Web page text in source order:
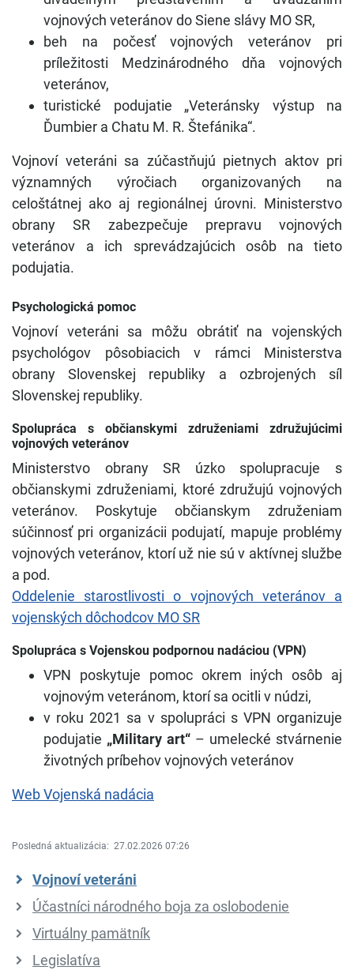
vojnových veteránov do Siene slávy MO SR,
beh na počesť vojnových veteránov pri
príležitosti Medzinárodného dňa vojnových
veteránov,
turistické podujatie „Veteránsky výstup na
Ďumbier a Chatu M. R. Štefánika“.
Vojnoví veteráni sa zúčastňujú pietnych aktov pri
významných výročiach organizovaných na
celoštátnej ako aj regionálnej úrovni. Ministerstvo
obrany SR zabezpečuje prepravu vojnových
veteránov a ich sprevádzajúcich osôb na tieto
podujatia.
Psychologická pomoc
Vojnoví veteráni sa môžu obrátiť na vojenských
psychológov pôsobiacich v rámci Ministerstva
obrany Slovenskej republiky a ozbrojených síl
Slovenskej republiky.
Spolupráca s občianskymi združeniami združujúcimi
vojnových veteránov
Ministerstvo obrany SR úzko spolupracuje s
občianskymi združeniami, ktoré združujú vojnových
veteránov. Poskytuje občianskym združeniam
súčinnosť pri organizácii podujatí, mapuje problémy
vojnových veteránov, ktorí už nie sú v aktívnej službe
a pod.
Oddelenie starostlivosti o vojnových veteránov a
vojenských dôchodcov MO SR
Spolupráca s Vojenskou podpornou nadáciou (VPN)
VPN poskytuje pomoc okrem iných osôb aj
vojnovým veteránom, ktorí sa ocitli v núdzi,
v roku 2021 sa v spolupráci s VPN organizuje
podujatie „Military art“ – umelecké stvárnenie
životných príbehov vojnových veteránov
Web Vojenská nadácia
Posledná aktualizácia: 27.02.2026 07:26
Vojnoví veteráni
Účastníci národného boja za oslobodenie
Virtuálny pamätník
Legislatíva